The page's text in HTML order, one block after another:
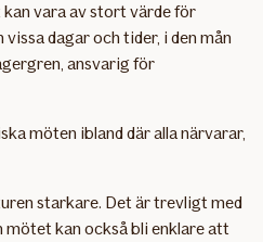
vara av stort värde för
dagar och tider, i den mån
ansvarig för
möten ibland där alla närvarar,
starkare. Det är trevligt med
kan också bli enklare att